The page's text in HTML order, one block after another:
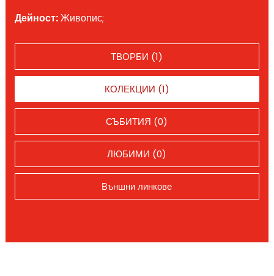
Дейност:Живопис;
ТВОРБИ (1)
КОЛЕКЦИИ (1)
СЪБИТИЯ (0)
ЛЮБИМИ (0)
Външни линкове